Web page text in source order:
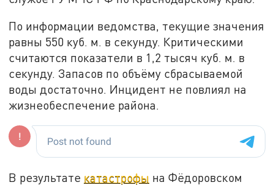
По информации ведомства, текущие значения
равны 550 куб. м. в секунду. Критическими
считаются показатели в 1,2 тысяч куб. м. в
секунду. Запасов по объёму сбрасываемой
воды достаточно. Инцидент не повлиял на
жизнеобеспечение района.
В результате катастрофы на Фёдоровском